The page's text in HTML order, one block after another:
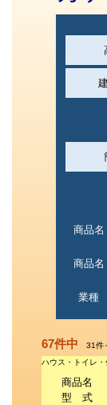
商品名
商品名
業種
67件中 31件
ハウス・トイレ
商品名
型 式